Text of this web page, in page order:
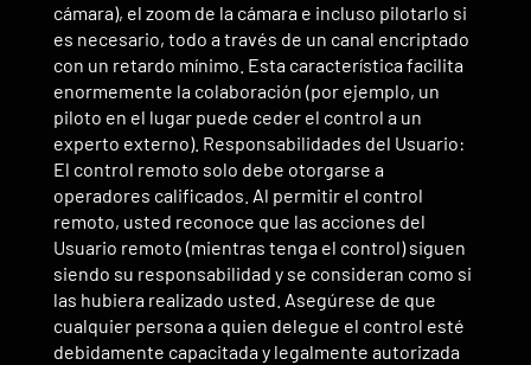
cámara), el zoom de la cámara e incluso pilotarlo si
es necesario, todo a través de un canal encriptado
con un retardo mínimo. Esta característica facilita
enormemente la colaboración (por ejemplo, un
piloto en el lugar puede ceder el control a un
experto externo). Responsabilidades del Usuario:
El control remoto solo debe otorgarse a
operadores calificados. Al permitir el control
remoto, usted reconoce que las acciones del
Usuario remoto (mientras tenga el control) siguen
siendo su responsabilidad y se consideran como si
las hubiera realizado usted. Asegúrese de que
cualquier persona a quien delegue el control esté
debidamente capacitada y legalmente autorizada